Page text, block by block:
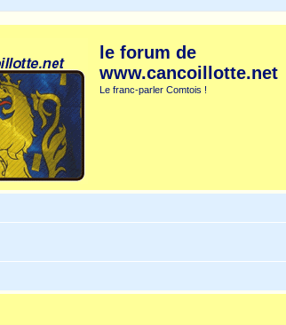
le forum de
www.cancoillotte.net
Le franc-parler Comtois !